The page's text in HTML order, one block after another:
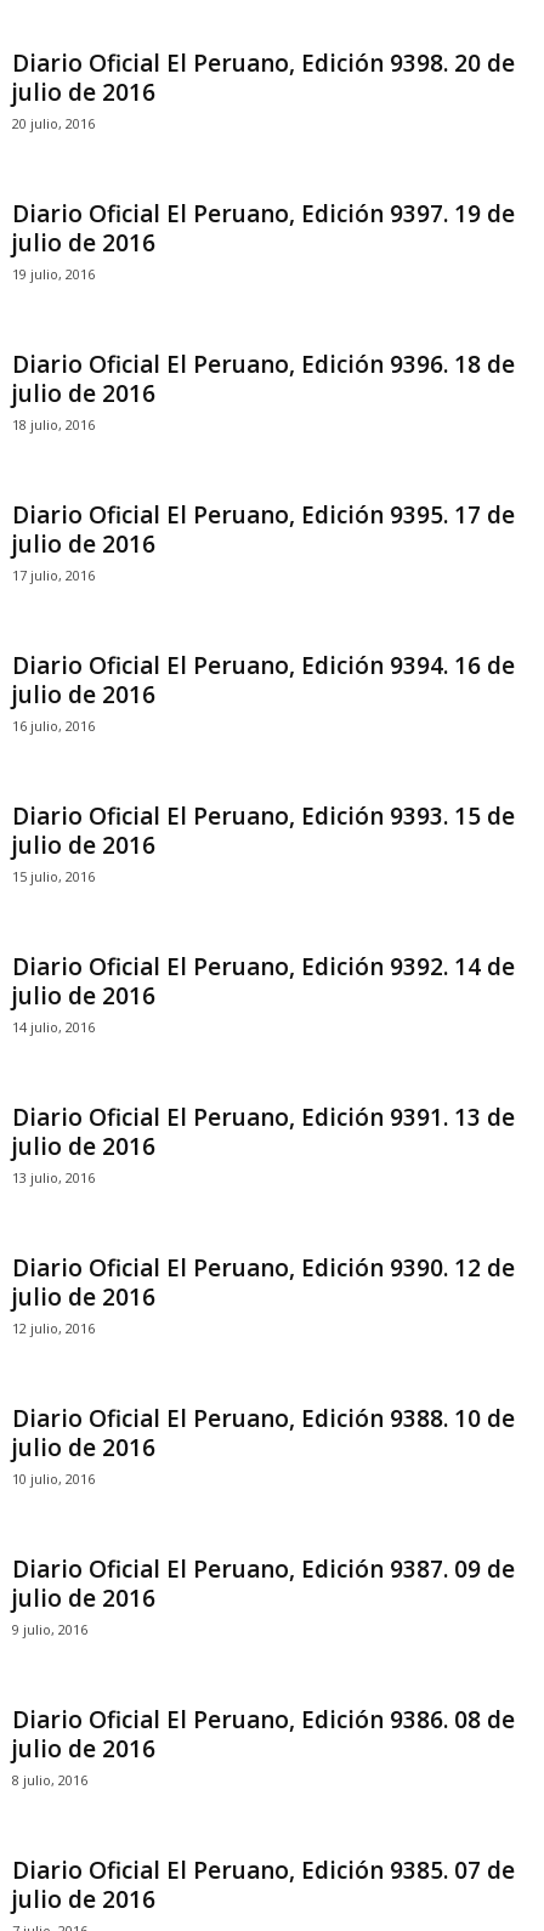
Diario Oficial El Peruano, Edición 9398. 20 de
julio de 2016
20 julio, 2016
Diario Oficial El Peruano, Edición 9397. 19 de
julio de 2016
19 julio, 2016
Diario Oficial El Peruano, Edición 9396. 18 de
julio de 2016
18 julio, 2016
Diario Oficial El Peruano, Edición 9395. 17 de
julio de 2016
17 julio, 2016
Diario Oficial El Peruano, Edición 9394. 16 de
julio de 2016
16 julio, 2016
Diario Oficial El Peruano, Edición 9393. 15 de
julio de 2016
15 julio, 2016
Diario Oficial El Peruano, Edición 9392. 14 de
julio de 2016
14 julio, 2016
Diario Oficial El Peruano, Edición 9391. 13 de
julio de 2016
13 julio, 2016
Diario Oficial El Peruano, Edición 9390. 12 de
julio de 2016
12 julio, 2016
Diario Oficial El Peruano, Edición 9388. 10 de
julio de 2016
10 julio, 2016
Diario Oficial El Peruano, Edición 9387. 09 de
julio de 2016
9 julio, 2016
Diario Oficial El Peruano, Edición 9386. 08 de
julio de 2016
8 julio, 2016
Diario Oficial El Peruano, Edición 9385. 07 de
julio de 2016